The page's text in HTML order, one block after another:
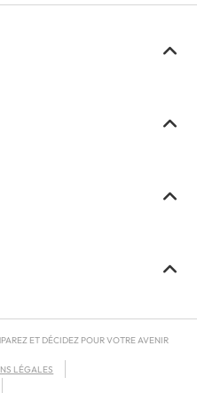
ET DÉCIDEZ POUR VOTRE AVENIR
LÉGALES